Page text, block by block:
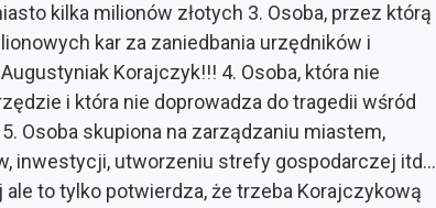
kilka milionów złotych 3. Osoba, przez którą
kar za zaniedbania urzędników i
Korajczyk!!! 4. Osoba, która nie
i która nie doprowadza do tragedii wśród
Osoba skupiona na zarządzaniu miastem,
inwestycji, utworzeniu strefy gospodarczej itd...
ale to tylko potwierdza, że trzeba Korajczykową